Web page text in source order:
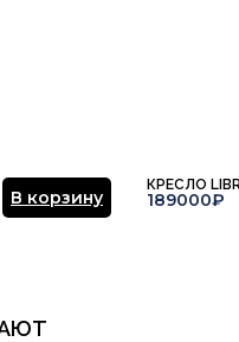
В корзину
КРЕСЛО
189000₽